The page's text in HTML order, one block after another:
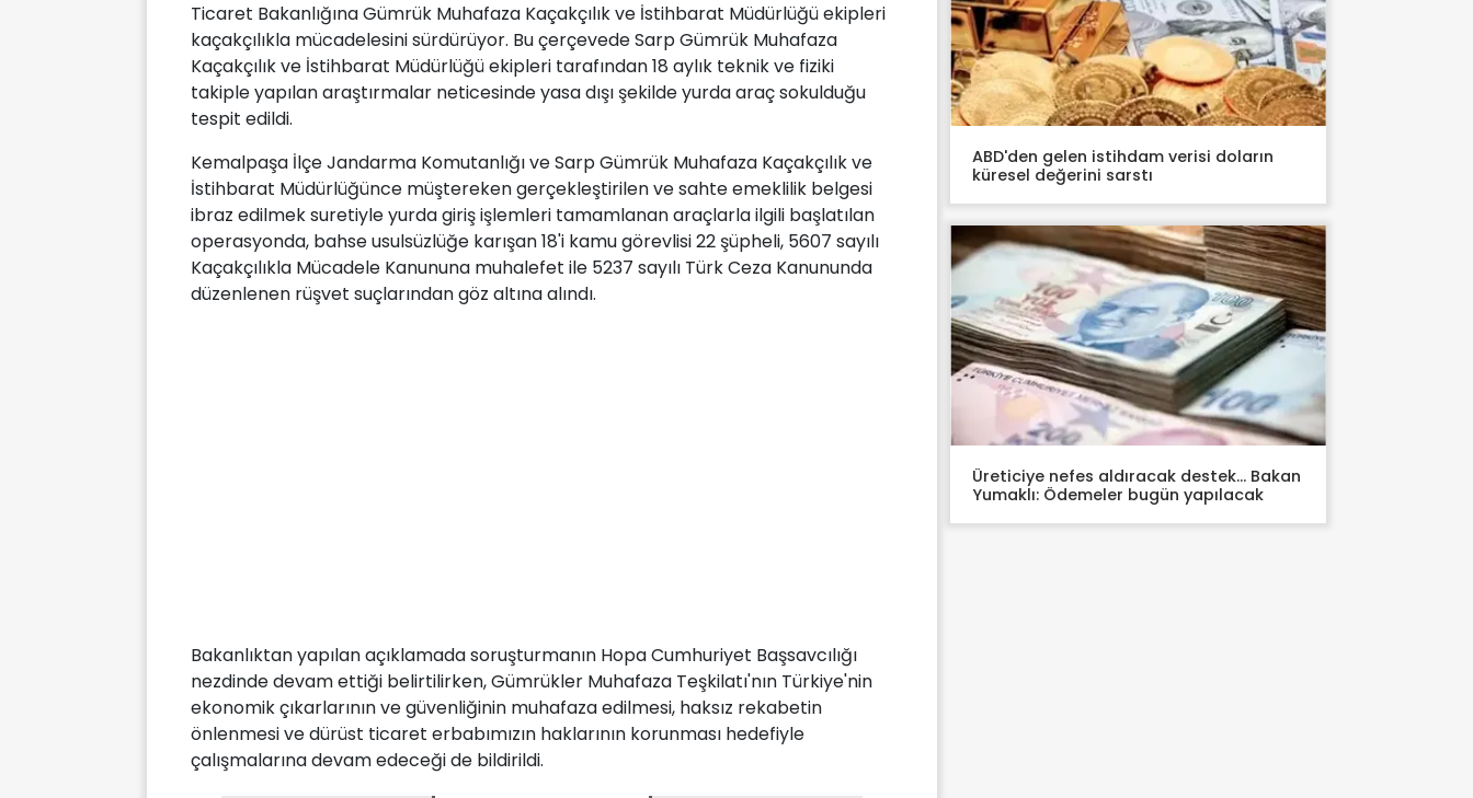
Ticaret Bakanlığına Gümrük Muhafaza Kaçakçılık ve İstihbarat Müdürlüğü ekipleri
kaçakçılıkla mücadelesini sürdürüyor. Bu çerçevede Sarp Gümrük Muhafaza
Kaçakçılık ve İstihbarat Müdürlüğü ekipleri tarafından 18 aylık teknik ve fiziki
takiple yapılan araştırmalar neticesinde yasa dışı şekilde yurda araç sokulduğu
tespit edildi.
Kemalpaşa İlçe Jandarma Komutanlığı ve Sarp Gümrük Muhafaza Kaçakçılık ve
İstihbarat Müdürlüğünce müştereken gerçekleştirilen ve sahte emeklilik belgesi
ibraz edilmek suretiyle yurda giriş işlemleri tamamlanan araçlarla ilgili başlatılan
operasyonda, bahse usulsüzlüğe karışan 18'i kamu görevlisi 22 şüpheli, 5607 sayılı
Kaçakçılıkla Mücadele Kanununa muhalefet ile 5237 sayılı Türk Ceza Kanununda
düzenlenen rüşvet suçlarından göz altına alındı.
Bakanlıktan yapılan açıklamada soruşturmanın Hopa Cumhuriyet Başsavcılığı
nezdinde devam ettiği belirtilirken, Gümrükler Muhafaza Teşkilatı'nın Türkiye'nin
ekonomik çıkarlarının ve güvenliğinin muhafaza edilmesi, haksız rekabetin
önlenmesi ve dürüst ticaret erbabımızın haklarının korunması hedefiyle
çalışmalarına devam edeceği de bildirildi.
ABD'den gelen istihdam verisi doların
küresel değerini sarstı
Üreticiye nefes aldıracak destek... Bakan
Yumaklı: Ödemeler bugün yapılacak